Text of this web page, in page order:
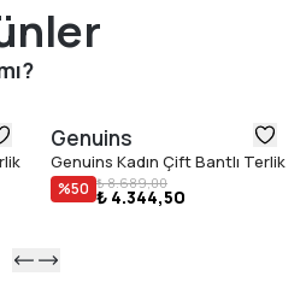
Genuins
Genuins Kadın Çift Bantlı Terlik
%50 ₺ 8.689,00
₺ 4.344,50